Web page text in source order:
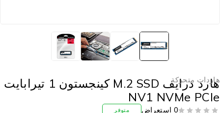
متحركة
هارد درايف M.2 SSD كينجستون 1 تيرابايت
NV1 NVMe
0 استعراض متوفر